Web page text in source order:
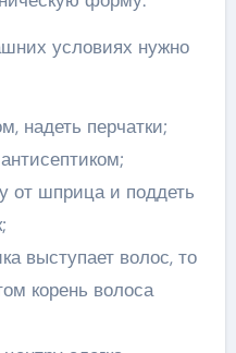
условиях нужно
надеть перчатки;
от шприца и поддеть
выступает волос, то
корень волоса